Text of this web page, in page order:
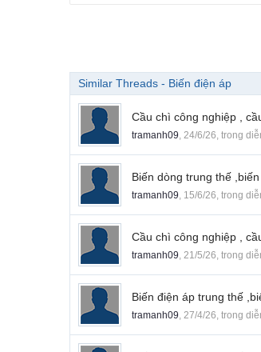
Similar Threads - Biến điện áp
Cầu chì công nghiệp ,
tramanh09, 24/6/26, trong
Biến dòng trung thế
tramanh09, 15/6/26, trong
Cầu chì công nghiệp ,
tramanh09, 21/5/26, trong
Biến điện áp trung thế
tramanh09, 27/4/26, trong